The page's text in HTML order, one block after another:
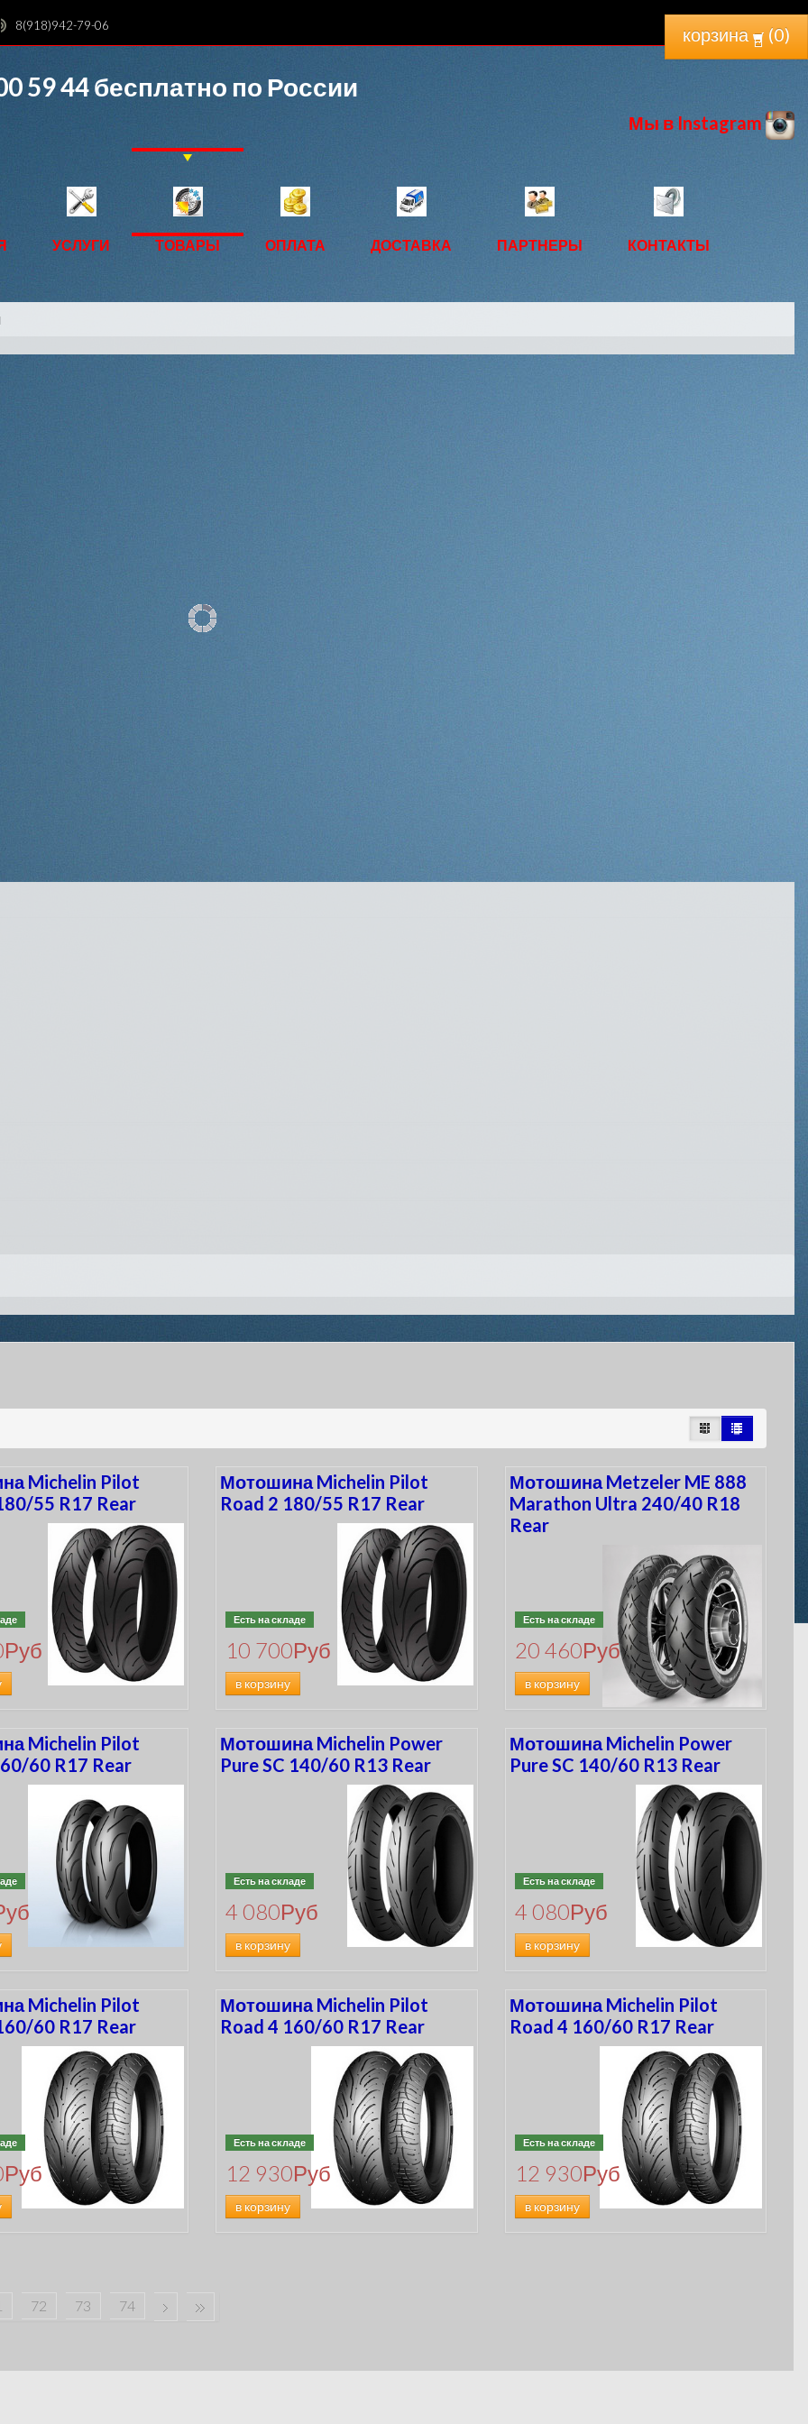
8(918)942-79-06 корзина (0)
59 44бесплатно по России
Мы в Instagram
УСЛУГИ ТОВАРЫ ОПЛАТА ДОСТАВКА ПАРТНЕРЫ КОНТАКТЫ
Michelin Pilot
55 R17 Rear
Руб
Мотошина Michelin Pilot
Road 2 180/55 R17 Rear
Есть на складе
10 700Руб
в корзину
Мотошина Metzeler ME 888
Marathon Ultra 240/40 R18
Rear
Есть на складе
20 460Руб
в корзину
Michelin Pilot
60 R17 Rear
Мотошина Michelin Power
Pure SC 140/60 R13 Rear
Есть на складе
4 080Руб
в корзину
Мотошина Michelin Power
Pure SC 140/60 R13 Rear
Есть на складе
4 080Руб
в корзину
Michelin Pilot
60 R17 Rear
Руб
Мотошина Michelin Pilot
Road 4 160/60 R17 Rear
Есть на складе
12 930Руб
в корзину
Мотошина Michelin Pilot
Road 4 160/60 R17 Rear
Есть на складе
12 930Руб
в корзину
72 73 74